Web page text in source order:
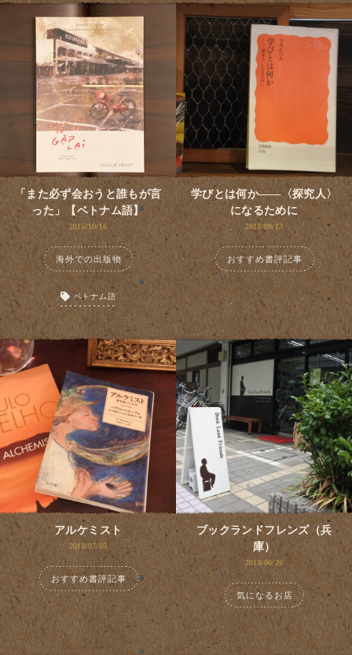
「また必ず会おうと誰もが言
った」【ベトナム語】
2018/10/16
海外での出版物
ベトナム語
学びとは何か――〈探究人〉
になるために
2018/09/13
おすすめ書評記事
アルケミスト
2018/07/05
おすすめ書評記事
ブックランドフレンズ（兵
庫）
2018/06/26
気になるお店